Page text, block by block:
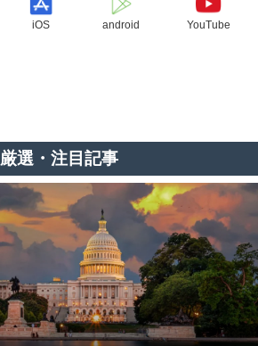
iOS android YouTube
厳選・注目記事